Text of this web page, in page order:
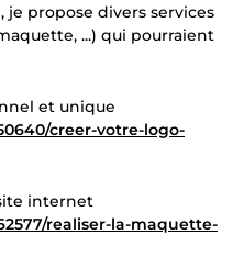
je propose divers services
...) qui pourraient
et unique
creer-votre-logo-
internet
realiser-la-maquette-